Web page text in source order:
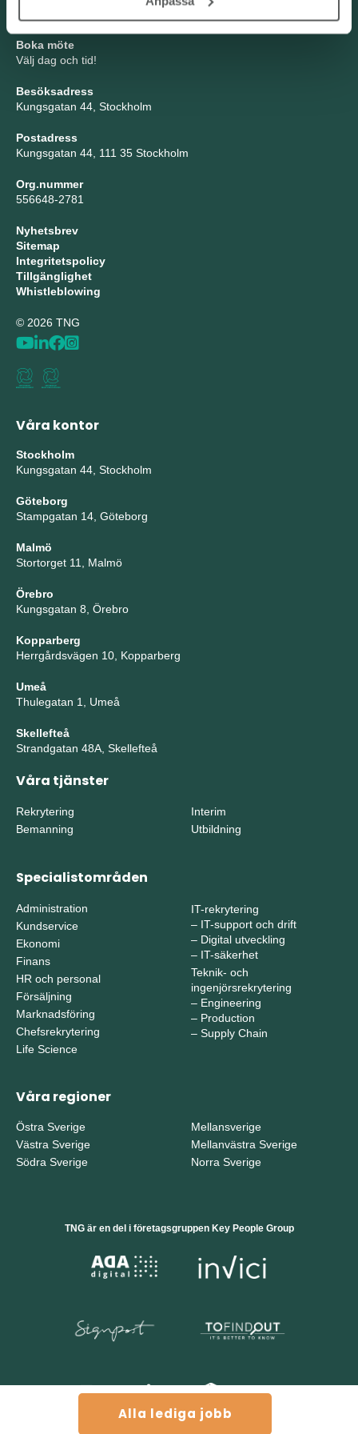
Alla lediga jobb
Boka möte
Välj dag och tid!
Besöksadress
Kungsgatan 44, Stockholm
Postadress
Kungsgatan 44, 111 35 Stockholm
Org.nummer
556648-2781
Nyhetsbrev
Sitemap
Integritetspolicy
Tillgänglighet
Whistleblowing
© 2026 TNG
Våra kontor
Stockholm
Kungsgatan 44, Stockholm
Göteborg
Stampgatan 14, Göteborg
Malmö
Stortorget 11, Malmö
Örebro
Kungsgatan 8, Örebro
Kopparberg
Herrgårdsvägen 10, Kopparberg
Umeå
Thulegatan 1, Umeå
Skellefteå
Strandgatan 48A, Skellefteå
Våra tjänster
Rekrytering
Bemanning
Interim
Utbildning
Specialistområden
Administration
Kundservice
Ekonomi
Finans
HR och personal
Försäljning
Marknadsföring
Chefsrekrytering
Life Science
IT-rekrytering
– IT-support och drift
– Digital utveckling
– IT-säkerhet
Teknik- och
ingenjörsrekrytering
– Engineering
– Production
– Supply Chain
Våra regioner
Östra Sverige
Västra Sverige
Södra Sverige
Mellansverige
Mellanvästra Sverige
Norra Sverige
TNG är en del i företagsgruppen Key People Group